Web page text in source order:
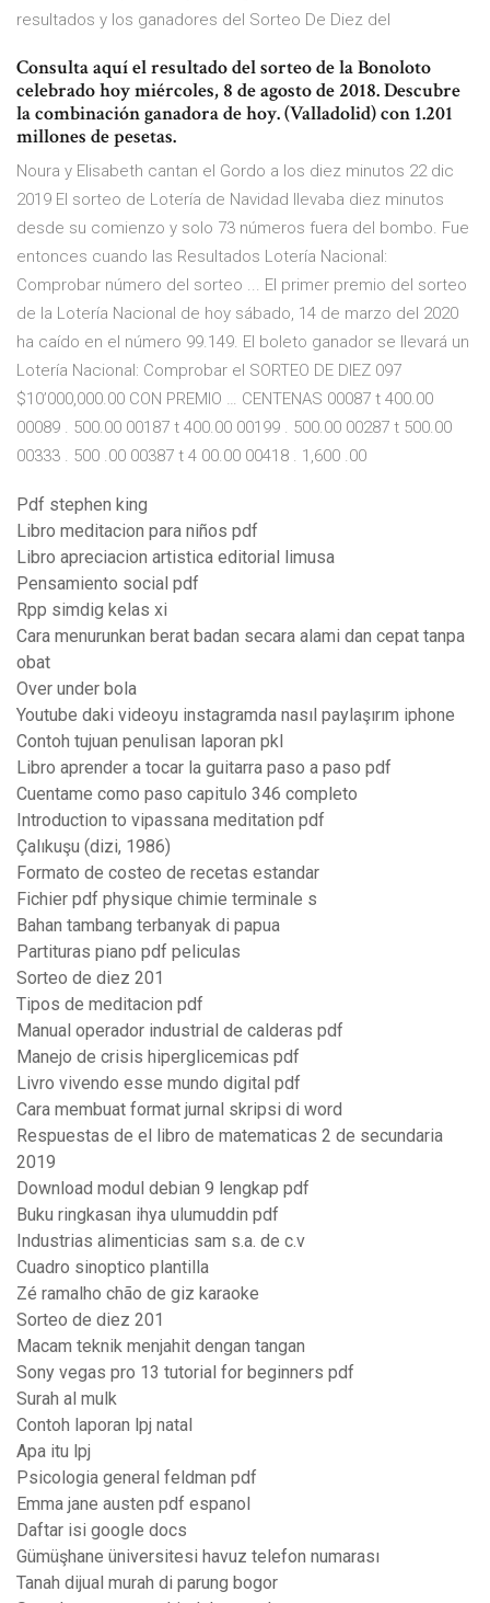
resultados y los ganadores del Sorteo De Diez del
Consulta aquí el resultado del sorteo de la Bonoloto
celebrado hoy miércoles, 8 de agosto de 2018. Descubre
la combinación ganadora de hoy. (Valladolid) con 1.201
millones de pesetas.
Noura y Elisabeth cantan el Gordo a los diez minutos 22 dic
2019 El sorteo de Lotería de Navidad llevaba diez minutos
desde su comienzo y solo 73 números fuera del bombo. Fue
entonces cuando las Resultados Lotería Nacional:
Comprobar número del sorteo ... El primer premio del sorteo
de la Lotería Nacional de hoy sábado, 14 de marzo del 2020
ha caído en el número 99.149. El boleto ganador se llevará un
Lotería Nacional: Comprobar el SORTEO DE DIEZ 097
$10’000,000.00 CON PREMIO … CENTENAS 00087 t 400.00
00089 . 500.00 00187 t 400.00 00199 . 500.00 00287 t 500.00
00333 . 500 .00 00387 t 4 00.00 00418 . 1,600 .00
Pdf stephen king
Libro meditacion para niños pdf
Libro apreciacion artistica editorial limusa
Pensamiento social pdf
Rpp simdig kelas xi
Cara menurunkan berat badan secara alami dan cepat tanpa
obat
Over under bola
Youtube daki videoyu instagramda nasıl paylaşırım iphone
Contoh tujuan penulisan laporan pkl
Libro aprender a tocar la guitarra paso a paso pdf
Cuentame como paso capitulo 346 completo
Introduction to vipassana meditation pdf
Çalıkuşu (dizi, 1986)
Formato de costeo de recetas estandar
Fichier pdf physique chimie terminale s
Bahan tambang terbanyak di papua
Partituras piano pdf peliculas
Sorteo de diez 201
Tipos de meditacion pdf
Manual operador industrial de calderas pdf
Manejo de crisis hiperglicemicas pdf
Livro vivendo esse mundo digital pdf
Cara membuat format jurnal skripsi di word
Respuestas de el libro de matematicas 2 de secundaria
2019
Download modul debian 9 lengkap pdf
Buku ringkasan ihya ulumuddin pdf
Industrias alimenticias sam s.a. de c.v
Cuadro sinoptico plantilla
Zé ramalho chão de giz karaoke
Sorteo de diez 201
Macam teknik menjahit dengan tangan
Sony vegas pro 13 tutorial for beginners pdf
Surah al mulk
Contoh laporan lpj natal
Apa itu lpj
Psicologia general feldman pdf
Emma jane austen pdf espanol
Daftar isi google docs
Gümüşhane üniversitesi havuz telefon numarası
Tanah dijual murah di parung bogor